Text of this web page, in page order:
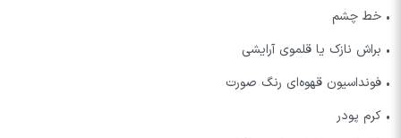
• خط چشم
• براش نازک یا قلموی آرایشی
• فونداسیون قهوه‌ای رنگ صورت
• کرم پودر